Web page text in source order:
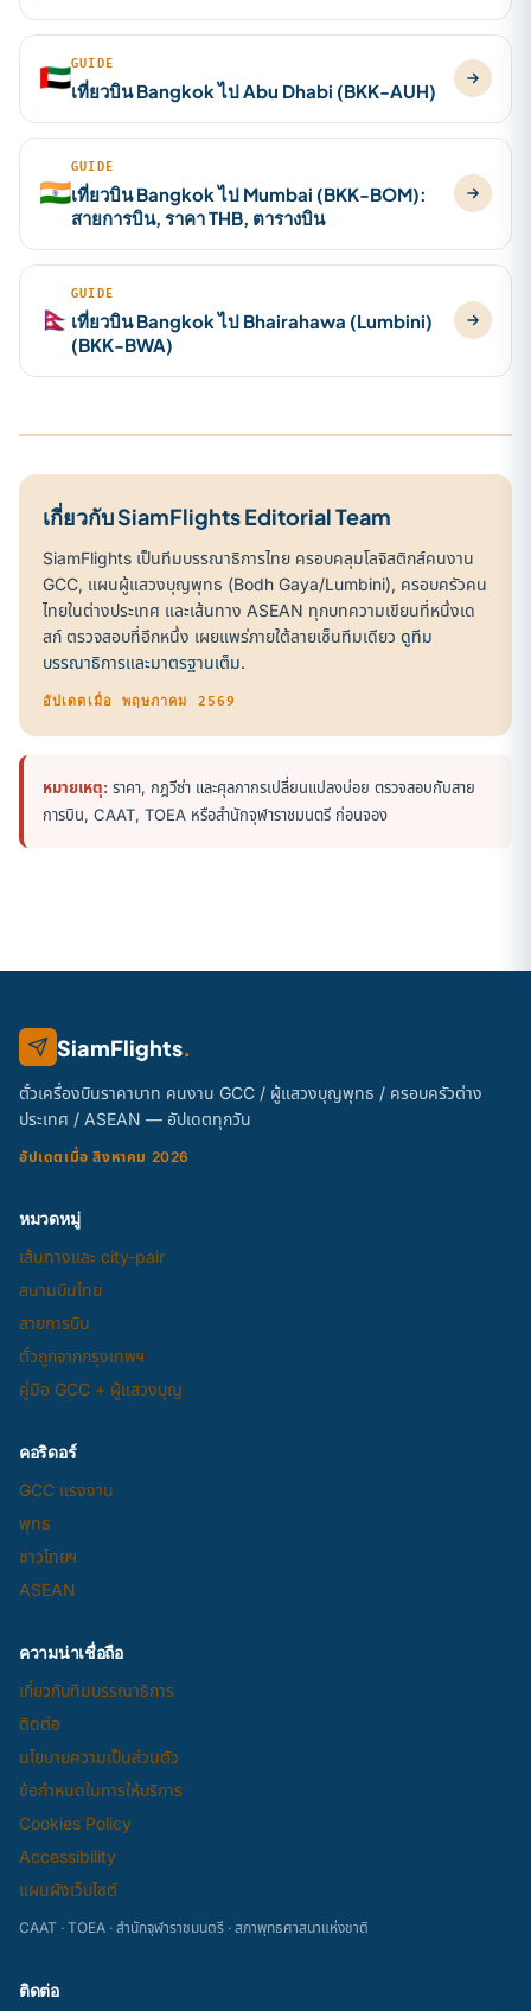
🇦🇪GUIDE
เที่ยวบิน Bangkok ไป Abu Dhabi (BKK-AUH)
🇮🇳
GUIDE
เที่ยวบิน Bangkok ไป Mumbai (BKK-BOM):
สายการบิน, ราคา THB, ตารางบิน
🇳🇵
GUIDE
เที่ยวบิน Bangkok ไป Bhairahawa (Lumbini)
(BKK-BWA)
เกี่ยวกับ SiamFlights Editorial Team
SiamFlights เป็นทีมบรรณาธิการไทย ครอบคลุมโลจิสติกส์คนงาน
GCC, แผนผู้แสวงบุญพุทธ (Bodh Gaya/Lumbini), ครอบครัวคน
ไทยในต่างประเทศ และเส้นทาง ASEAN ทุกบทความเขียนที่หนึ่งเด
สก์ ตรวจสอบที่อีกหนึ่ง เผยแพร่ภายใต้ลายเซ็นทีมเดียว ดูทีม
บรรณาธิการและมาตรฐานเต็ม.
อัปเดตเมื่อ พฤษภาคม 2569
หมายเหตุ: ราคา, กฎวีซ่า และศุลกากรเปลี่ยนแปลงบ่อย ตรวจสอบกับสาย
การบิน, CAAT, TOEA หรือสำนักจุฬาราชมนตรี ก่อนจอง
SiamFlights.
ตั๋วเครื่องบินราคาบาท คนงาน GCC / ผู้แสวงบุญพุทธ / ครอบครัวต่าง
ประเทศ / ASEAN — อัปเดตทุกวัน
อัปเดตเมื่อ สิงหาคม 2026
หมวดหมู่
เส้นทางและ city-pair
สนามบินไทย
สายการบิน
ตั๋วถูกจากกรุงเทพฯ
คู่มือ GCC + ผู้แสวงบุญ
คอริดอร์
GCC แรงงาน
พุทธ
ชาวไทยฯ
ASEAN
ความน่าเชื่อถือ
เกี่ยวกับทีมบรรณาธิการ
ติดต่อ
นโยบายความเป็นส่วนตัว
ข้อกำหนดในการให้บริการ
Cookies Policy
Accessibility
แผนผังเว็บไซต์
CAAT · TOEA · สำนักจุฬาราชมนตรี · สภาพุทธศาสนาแห่งชาติ
ติดต่อ